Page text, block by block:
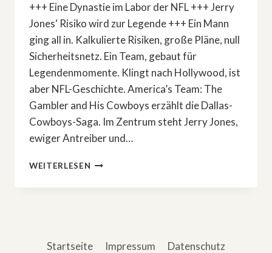
+++ Eine Dynastie im Labor der NFL +++ Jerry
Jones‘ Risiko wird zur Legende +++ Ein Mann
ging all in. Kalkulierte Risiken, große Pläne, null
Sicherheitsnetz. Ein Team, gebaut für
Legendenmomente. Klingt nach Hollywood, ist
aber NFL-Geschichte. America’s Team: The
Gambler and His Cowboys erzählt die Dallas-
Cowboys-Saga. Im Zentrum steht Jerry Jones,
ewiger Antreiber und…
WEITERLESEN SPORT-
»AMERICA’S
Startseite Impressum Datenschutz